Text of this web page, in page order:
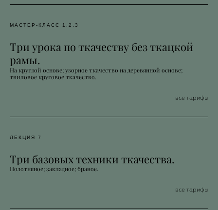
МАСТЕР-КЛАСС 1,2,3
Три урока по ткачеству без ткацкой
рамы.
На круглой основе; узорное ткачество на деревянной основе;
твиловое круговое ткачество.
все тарифы
ЛЕКЦИЯ 7
Три базовых техники ткачества.
Полотняное; закладное; браное.
все тарифы